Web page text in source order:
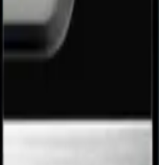
– elegant, tyst och skapat till perfektion.